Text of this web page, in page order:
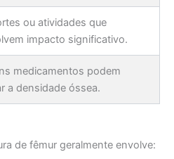
ou atividades que
impacto significativo.
medicamentos podem
a densidade óssea.
de fêmur geralmente envolve: